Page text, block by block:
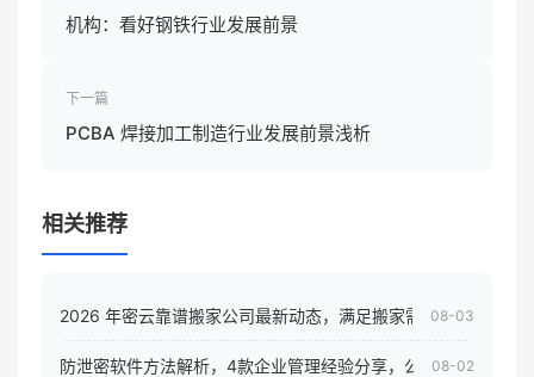
机构：看好钢铁行业发展前景
下一篇
PCBA 焊接加工制造行业发展前景浅析
相关推荐
2026 年密云靠谱搬家公司最新动态，满足搬家需求！08-03
防泄密软件方法解析，4款企业管理经验分享，公司员工电脑核
08-02